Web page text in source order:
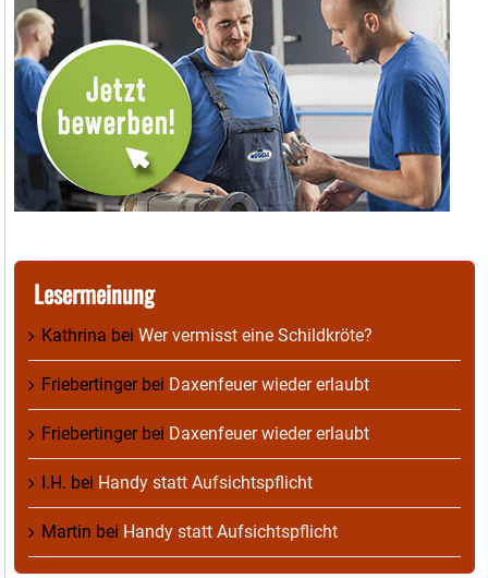
Lesermeinung
Kathrina bei Wer vermisst eine Schildkröte?
Friebertingerbei Daxenfeuer wieder erlaubt
Friebertingerbei Daxenfeuer wieder erlaubt
I.H. bei Handy statt Aufsichtspflicht
Martin bei Handy statt Aufsichtspflicht